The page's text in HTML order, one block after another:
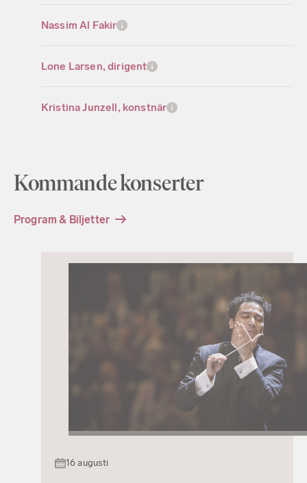
Nassim Al Fakir
Lone Larsen, dirigent
Kristina Junzell, konstnär
Kommande konserter
Program & Biljetter
16 augusti